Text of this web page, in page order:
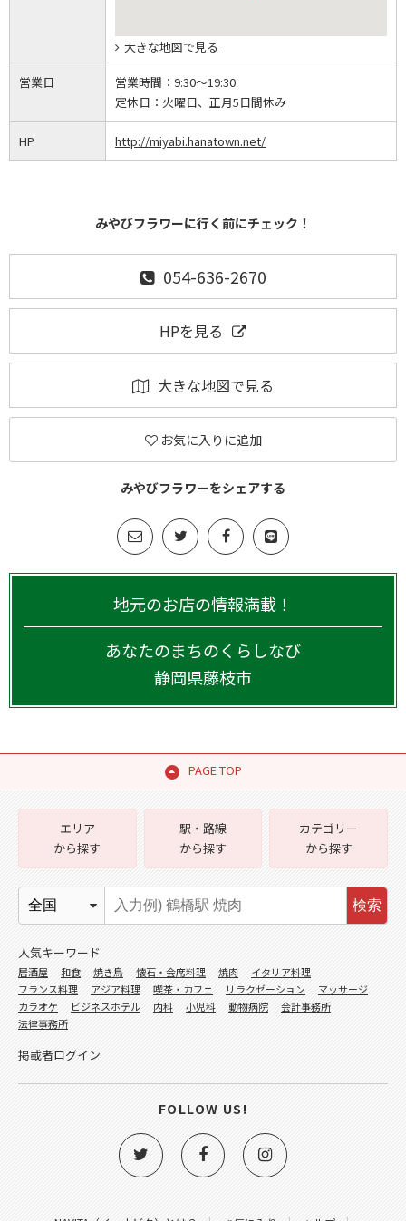
大きな地図で見る
営業日 営業時間： 9:30～19:30
定休日： 火曜日、正月5日間休み
HP http://miyabi.hanatown.net/
みやびフラワーに行く前にチェック！
054-636-2670
HPを見る
大きな地図で見る
お気に入りに追加
みやびフラワーをシェアする
地元のお店の情報満載！
あなたのまちのくらしなび
静岡県藤枝市
PAGE TOP
エリア
から探す
駅・路線
から探す
カテゴリー
から探す
検索
人気キーワード
居酒屋 和食 焼き鳥 懐石・会席料理 焼肉
イタリア料理
フランス料理
アジア料理 喫茶・カフェ リラクゼーション
マッサージ
カラオケ
ビジネスホテル 内科 小児科 動物病院
会計事務所
法律事務所
掲載者ログイン
FOLLOW US!